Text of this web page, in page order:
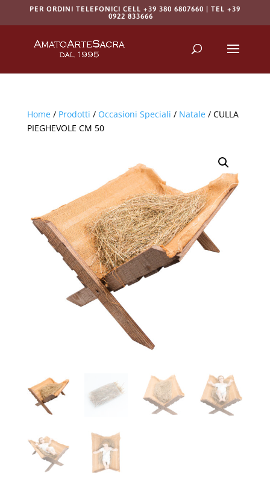
PER ORDINI TELEFONICI CELL +39 380 6807660 | TEL +39
0922 833666
Home/ Prodotti / Occasioni Speciali / Natale/ CULLA
PIEGHEVOLE CM 50